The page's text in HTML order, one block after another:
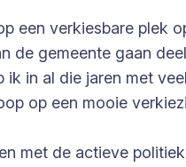
een verkiesbare plek
de gemeente gaan
in al die jaren met
op een mooie
met de actieve